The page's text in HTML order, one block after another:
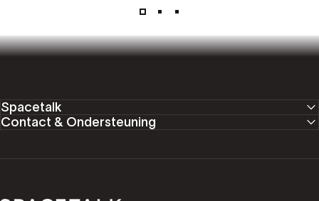
Spacetalk
Contact & Ondersteuning